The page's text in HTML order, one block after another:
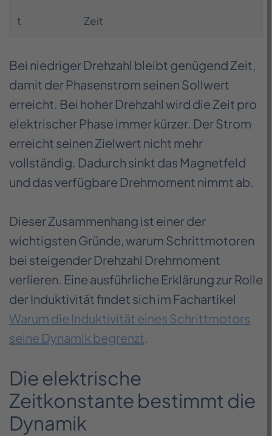
t Zeit
Bei niedriger Drehzahl bleibt genügend Zeit,
damit der Phasenstrom seinen Sollwert
erreicht. Bei hoher Drehzahl wird die Zeit pro
elektrischer Phase immer kürzer. Der Strom
erreicht seinen Zielwert nicht mehr
vollständig. Dadurch sinkt das Magnetfeld
und das verfügbare Drehmoment nimmt ab.
Dieser Zusammenhang ist einer der
wichtigsten Gründe, warum Schrittmotoren
bei steigender Drehzahl Drehmoment
verlieren. Eine ausführliche Erklärung zur Rolle
der Induktivität findet sich im Fachartikel
Warum die Induktivität eines Schrittmotors
seine Dynamik begrenzt
Die elektrische
Zeitkonstante bestimmt die
Dynamik